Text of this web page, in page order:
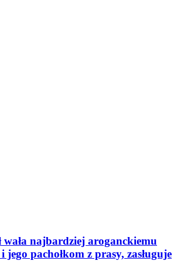
wała najbardziej aroganckiemu
pachołkom z prasy, zasługuje